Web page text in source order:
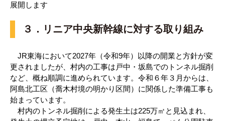
展開します
３．リニア中央新幹線に対する取り組み
JR東海において2027年（令和9年）以降の開業と方針が変
更されましたが、村内の工事は戸中・坂島でのトンネル掘削
など、概ね順調に進められています。令和６年３月からは、
阿島北工区（喬木村境の明かり区間）に関係した準備工事も
始まっています。
村内のトンネル掘削による発生土は225万㎥と見込まれ、